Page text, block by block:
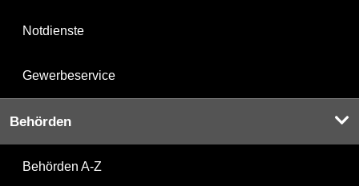
Notdienste
Gewerbeservice
Behörden
Behörden A-Z